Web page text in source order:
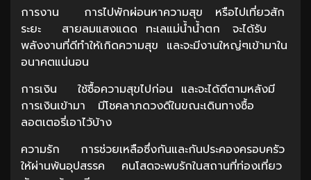
การงาน การไปพักผ่อนหาความสุข หรือไปเที่ยวสัก
ระยะ สายลมแสงแดด ทะเลแม่น้ำน้ำตก จะได้รับ
พลังงานที่ดีทำให้เกิดความสุข และจะมีงานใหญ่ๆเข้ามาใน
อนาคตแน่นอน
การเงิน ใช้ซื้อความสุขไปก่อน และจะได้ดีตามหลังมี
การเงินเข้ามา มีโชคลาภดวงดีในขณะเดินทางซื้อ
ลอตเตอรี่เอาไว้บ้าง
ความรัก การช่วยเหลือซึ่งกันและกันประคองครอบครัว
ให้ผ่านพ้นอุปสรรค คนโสดจะพบรักในสถานที่ท่องเที่ยว